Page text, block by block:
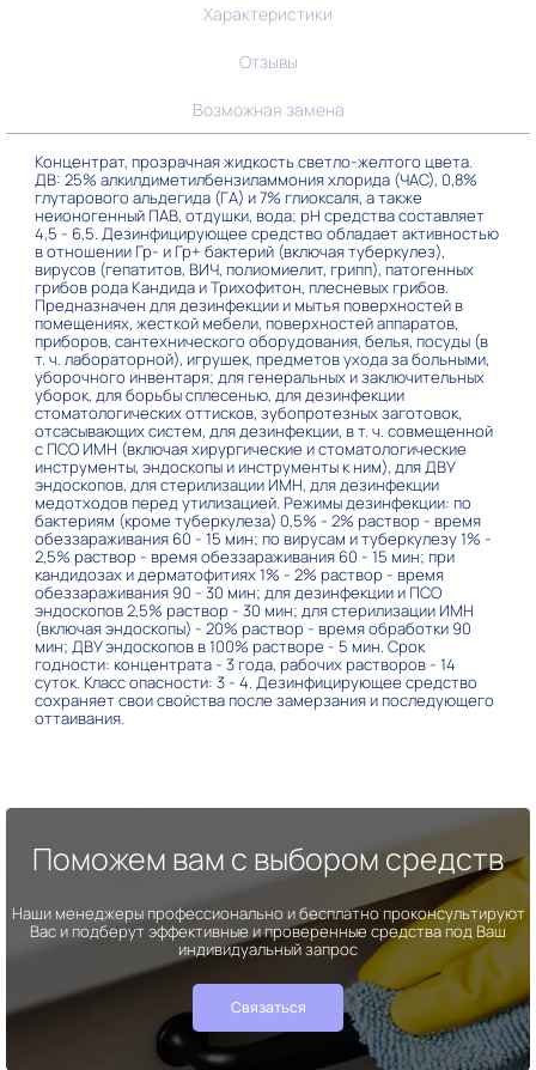
Характеристики
Отзывы
Возможная замена
Концентрат, прозрачная жидкость светло-желтого цвета.
ДВ: 25% алкилдиметилбензиламмония хлорида (ЧАС), 0,8%
глутарового альдегида (ГА) и 7% глиоксаля, а также
неионогенный ПАВ, отдушки, вода; pH средства составляет
4,5 - 6,5. Дезинфицирующее средство обладает активностью
в отношении Гр- и Гр+ бактерий (включая туберкулез),
вирусов (гепатитов, ВИЧ, полиомиелит, грипп), патогенных
грибов рода Кандида и Трихофитон, плесневых грибов.
Предназначен для дезинфекции и мытья поверхностей в
помещениях, жесткой мебели, поверхностей аппаратов,
приборов, сантехнического оборудования, белья, посуды (в
т. ч. лабораторной), игрушек, предметов ухода за больными,
уборочного инвентаря; для генеральных и заключительных
уборок, для борьбы сплесенью, для дезинфекции
стоматологических оттисков, зубопротезных заготовок,
отсасывающих систем, для дезинфекции, в т. ч. совмещенной
с ПСО ИМН (включая хирургические и стоматологические
инструменты, эндоскопы и инструменты к ним), для ДВУ
эндоскопов, для стерилизации ИМН, для дезинфекции
медотходов перед утилизацией. Режимы дезинфекции: по
бактериям (кроме туберкулеза) 0,5% - 2% раствор - время
обеззараживания 60 - 15 мин; по вирусам и туберкулезу 1% -
2,5% раствор - время обеззараживания 60 - 15 мин; при
кандидозах и дерматофитиях 1% - 2% раствор - время
обеззараживания 90 - 30 мин; для дезинфекции и ПСО
эндоскопов 2,5% раствор - 30 мин; для стерилизации ИМН
(включая эндоскопы) - 20% раствор - время обработки 90
мин; ДВУ эндоскопов в 100% растворе - 5 мин. Срок
годности: концентрата - 3 года, рабочих растворов - 14
суток. Класс опасности: 3 - 4. Дезинфицирующее средство
сохраняет свои свойства после замерзания и последующего
оттаивания.
Поможем вам с выбором средств
Наши менеджеры профессионально и бесплатно проконсультируют
Вас и подберут эффективные и проверенные средства под Ваш
индивидуальный запрос
Связаться